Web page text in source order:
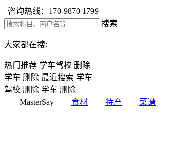
| 咨询热线：170-9870 1799
搜索
大家都在搜:
热门推荐 学车驾校 删除
学车 删除 最近搜索 学车
驾校 删除 学车 删除
MasterSay
食材 特产 菜谱